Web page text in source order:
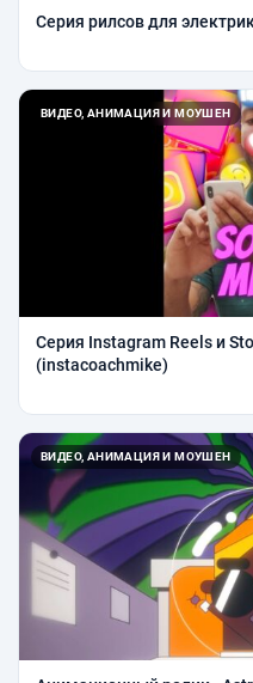
Серия рилсов для
ВИДЕО, АНИМАЦИЯ И МОУШЕН
Серия Instagram Reels и
(instacoachmike)
ВИДЕО, АНИМАЦИЯ И МОУШЕН